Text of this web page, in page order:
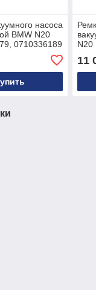
насоса
BMW N20
0710336189
N20
11